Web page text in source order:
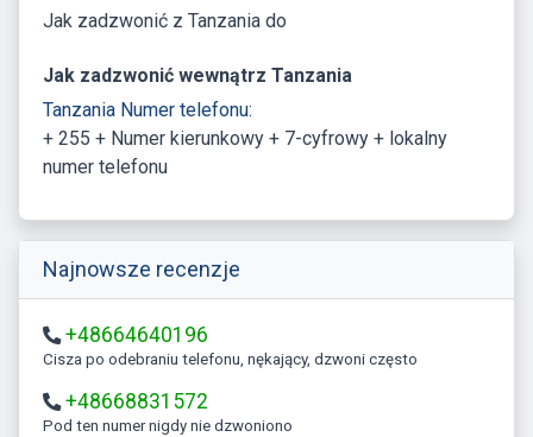
Jak zadzwonić z Tanzania do
Jak zadzwonić wewnątrz Tanzania
Tanzania Numer telefonu:
+ 255 + Numer kierunkowy + 7-cyfrowy + lokalny
numer telefonu
Najnowsze recenzje
+48664640196
Cisza po odebraniu telefonu, nękający, dzwoni często
+48668831572
Pod ten numer nigdy nie dzwoniono